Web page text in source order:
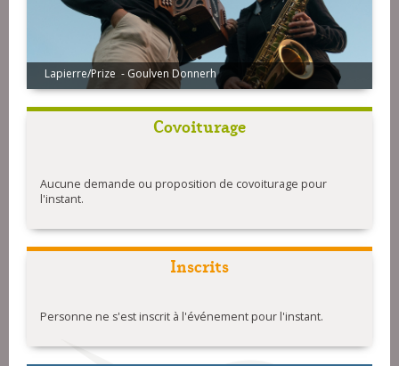
Lapierre/Prize - Goulven Donnerh
Covoiturage
Aucune demande ou proposition de covoiturage pour
l'instant.
Inscrits
Personne ne s'est inscrit à l'événement pour l'instant.